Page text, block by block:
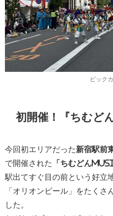
ビック
初開催！『ちむど
今回初エリアだった新宿駅前
で開催された
「ちむどん
駅出てすぐ目の前という好立
「オリオンビール」をたくさ
した。